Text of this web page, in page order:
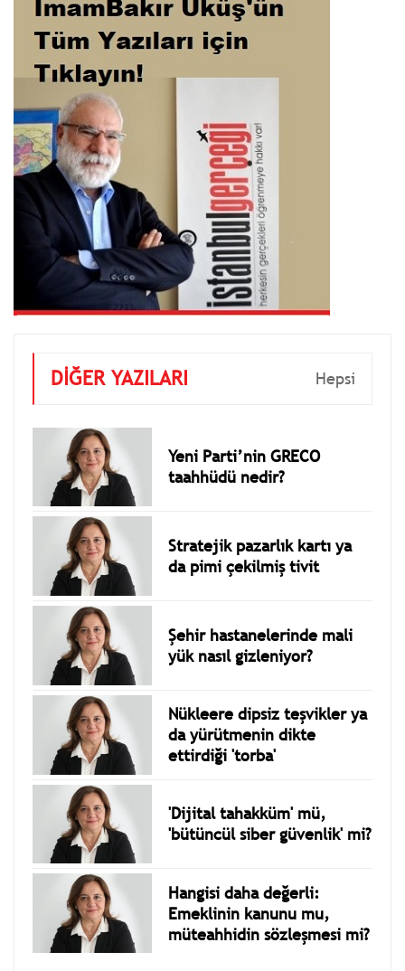
DİĞER YAZILARI Hepsi
Yeni Parti’nin GRECO
taahhüdü nedir?
Stratejik pazarlık kartı ya
da pimi çekilmiş tivit
Şehir hastanelerinde mali
yük nasıl gizleniyor?
Nükleere dipsiz teşvikler ya
da yürütmenin dikte
ettirdiği 'torba'
'Dijital tahakküm' mü,
'bütüncül siber güvenlik' mi?
Hangisi daha değerli:
Emeklinin kanunu mu,
müteahhidin sözleşmesi mi?